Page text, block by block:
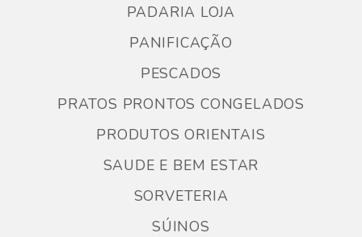
PADARIA LOJA
PANIFICAÇÃO
PESCADOS
PRATOS PRONTOS CONGELADOS
PRODUTOS ORIENTAIS
SAUDE E BEM ESTAR
SORVETERIA
SÚINOS